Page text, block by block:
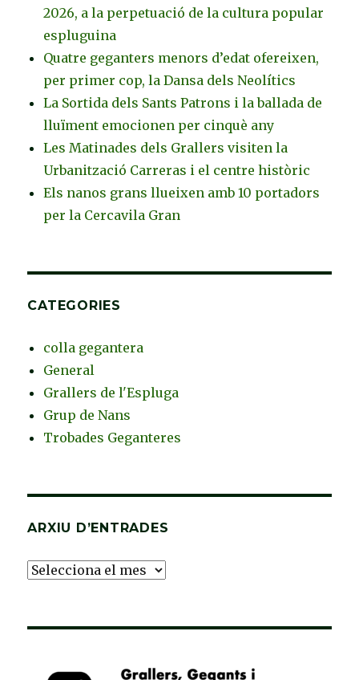
2026, a la perpetuació de la cultura popular
espluguina
Quatre geganters menors d’edat ofereixen,
per primer cop, la Dansa dels Neolítics
La Sortida dels Sants Patrons i la ballada de
lluïment emocionen per cinquè any
Les Matinades dels Grallers visiten la
Urbanització Carreras i el centre històric
Els nanos grans llueixen amb 10 portadors
per la Cercavila Gran
CATEGORIES
colla gegantera
General
Grallers de l'Espluga
Grup de Nans
Trobades Geganteres
ARXIU D’ENTRADES
Arxiu